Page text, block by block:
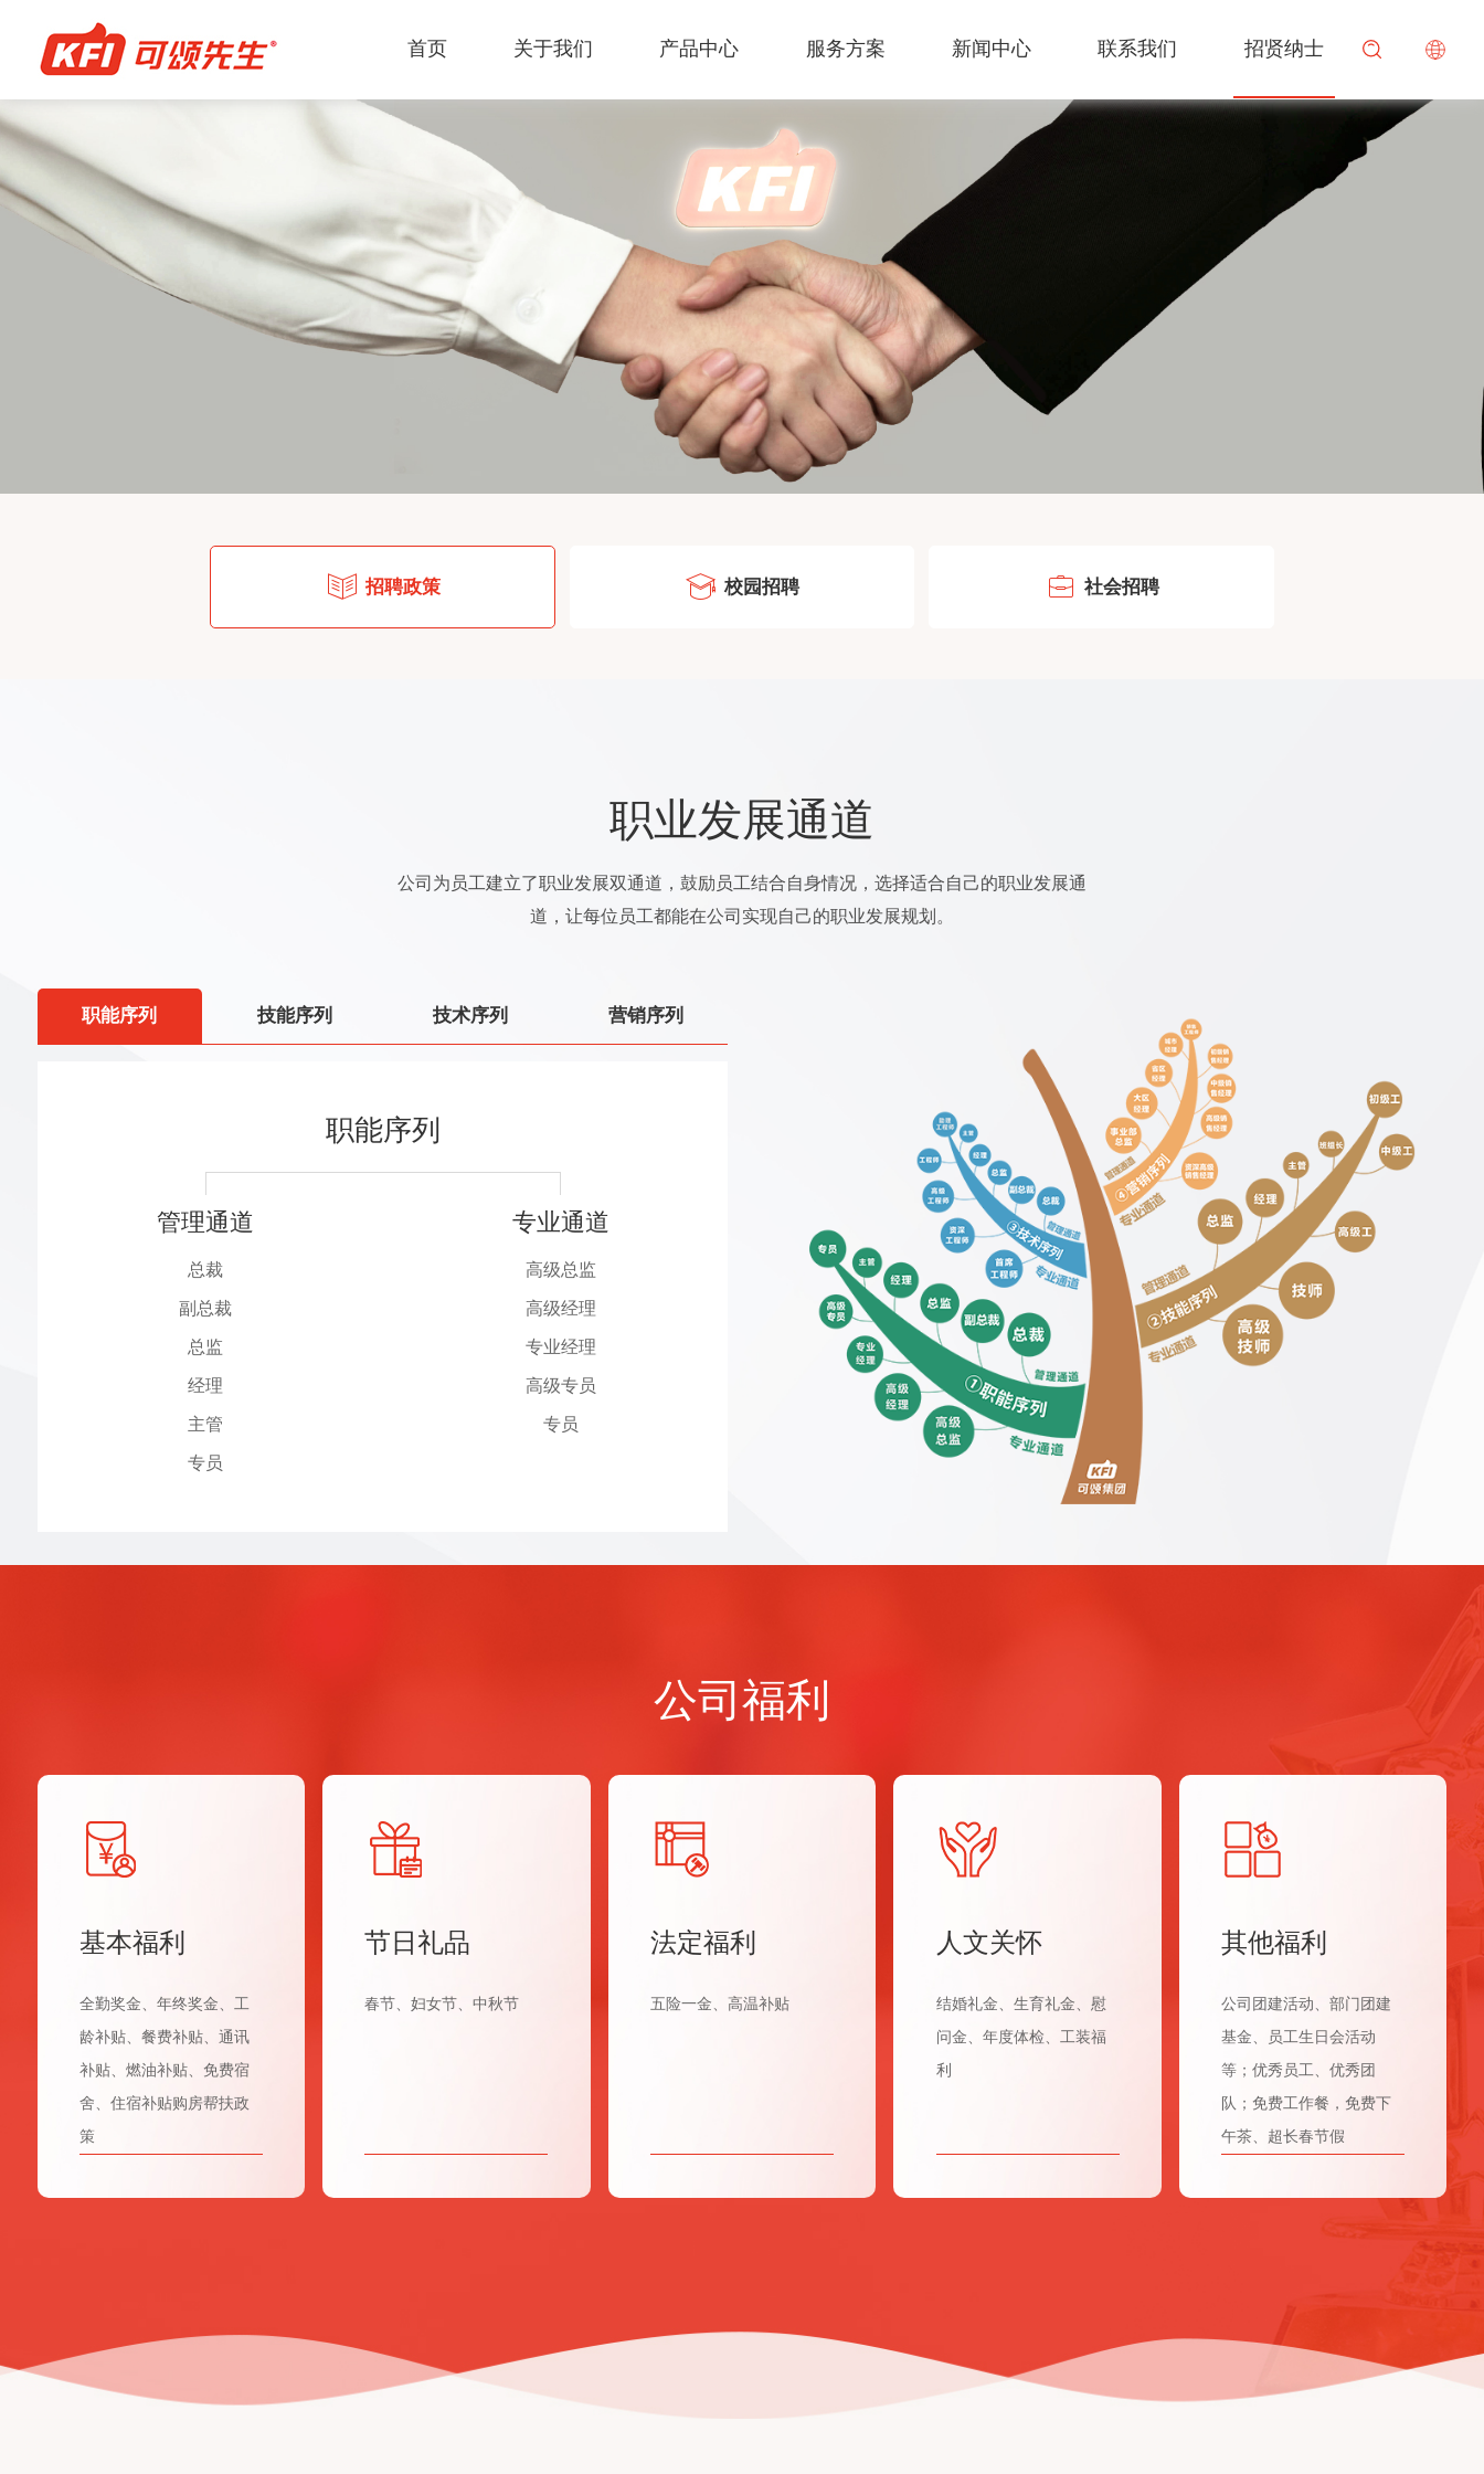
首页 关于我们
青岛可颂集团有限公司是一家高端奶油生产出口企
业，公司成立于2003年，是中国奶油行业先行者。
可颂食品
颂之馨
进出口
产品中心
经过24年发展，集团旗下拥有七大产品板块，包括
即食冷冻甜品、奶油、牛奶、酱料、预拌粉、改良
剂、油脂。
奶油
牛奶
预拌粉
功能油脂
服务方案
为客户提供烘焙、茶饮、餐食、商超、便利店等消
费场景的一站式从原料到终端整体解决方案。
餐食渠道解决方案
饮品渠道解决方案
便利店渠道解决方案
新闻中心
新闻正在发生，关注我们的动态。
行业资讯
常见问题
联系我们 招贤纳士
公司为员工建立了职业发展双通道，鼓励员工结合
自身情况，选择适合自己的职业发展通道，让每位
员工都能在公司实现自己的职业发展规划。
校园招聘
社会招聘
招聘政策 校园招聘 社会招聘
职业发展通道
公司为员工建立了职业发展双通道，鼓励员工结合自身情况，选择适合自己的职业发展通
道，让每位员工都能在公司实现自己的职业发展规划。
职能序列 技能序列 技术序列 营销序列
职能序列
管理通道
总裁
副总裁
总监
经理
主管
专员
专业通道
高级总监
高级经理
专业经理
高级专员
专员
技能序列
管理通道
总监
经理
主管
班组长
专业通道
高级技师
技师
高级工
公司福利
基本福利
全勤奖金、年终奖金、工
龄补贴、餐费补贴、通讯
补贴、燃油补贴、免费宿
舍、住宿补贴购房帮扶政
策
节日礼品
春节、妇女节、中秋节
法定福利
五险一金、高温补贴
人文关怀
结婚礼金、生育礼金、慰
问金、年度体检、工装福
利
其他福利
公司团建活动、部门团建
基金、员工生日会活动
等；优秀员工、优秀团
队；免费工作餐，免费下
午茶、超长春节假